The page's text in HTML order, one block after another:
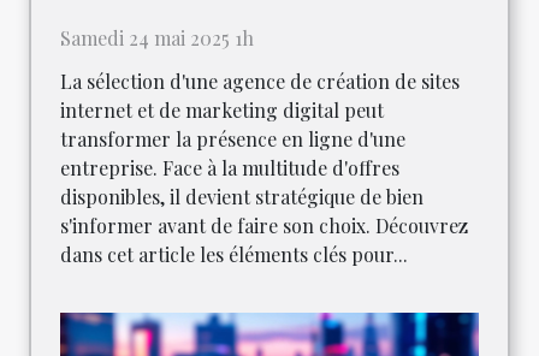
Samedi 24 mai 2025 1h
La sélection d'une agence de création de sites
internet et de marketing digital peut
transformer la présence en ligne d'une
entreprise. Face à la multitude d'offres
disponibles, il devient stratégique de bien
s'informer avant de faire son choix. Découvrez
dans cet article les éléments clés pour...